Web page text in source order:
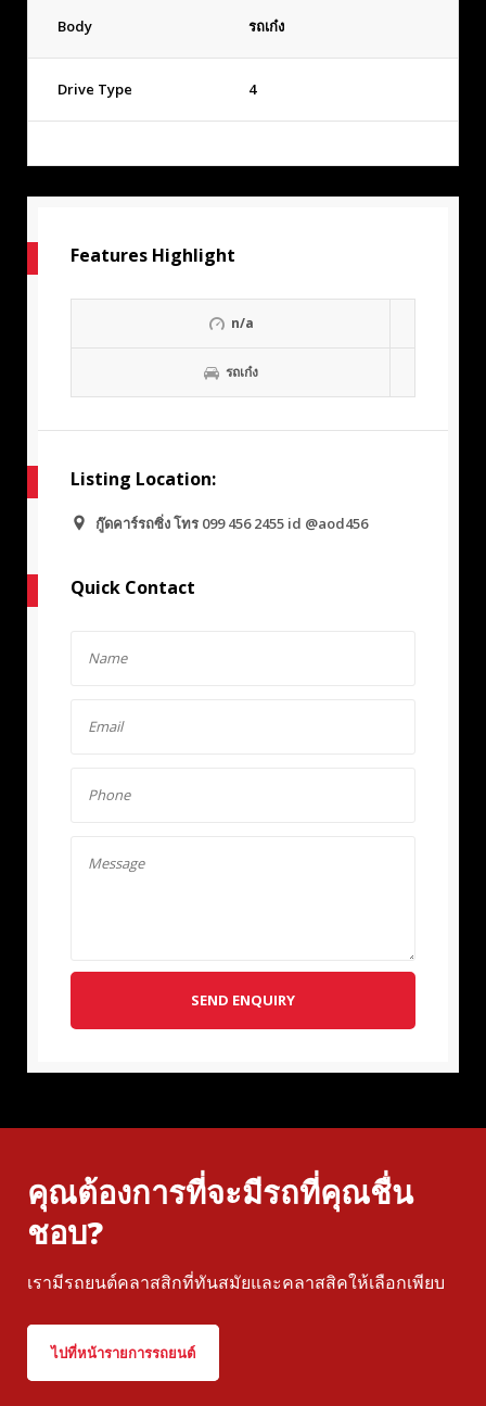
Body รถเก๋ง
Drive Type 4
Features Highlight
n/a
รถเก๋ง
Listing Location:
กู๊ดคาร์รถซิ่ง โทร 099 456 2455 id @aod456
Quick Contact
SEND ENQUIRY
คุณต้องการที่จะมีรถที่คุณชื่น
ชอบ?
เรามีรถยนต์คลาสสิกที่ทันสมัยและคลาสสิคให้เลือกเพียบ
ไปที่หน้ารายการรถยนต์